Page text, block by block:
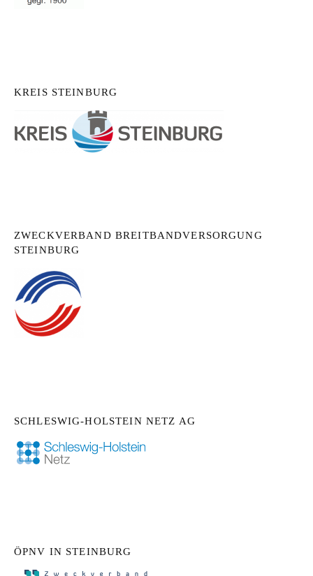
KREIS STEINBURG
ZWECKVERBAND BREITBANDVERSORGUNG
STEINBURG
SCHLESWIG-HOLSTEIN NETZ AG
ÖPNV IN STEINBURG